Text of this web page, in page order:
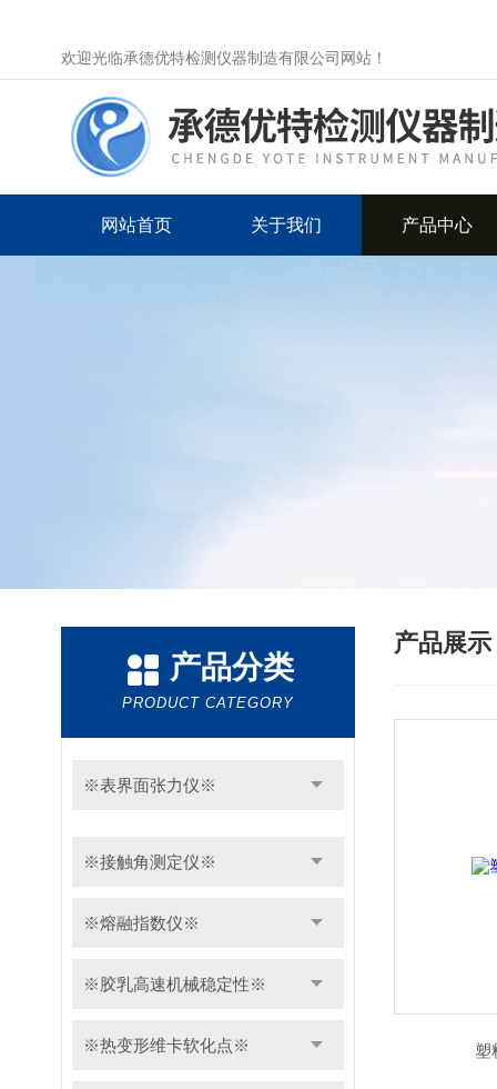
欢迎光临承德优特检测仪器制造有限公司网站！
网站首页 关于我们 产品中心
产品分类
PRODUCT CATEGORY
※表界面张力仪※
※接触角测定仪※
※熔融指数仪※
※胶乳高速机械稳定性※
※热变形维卡软化点※
产品展示
塑